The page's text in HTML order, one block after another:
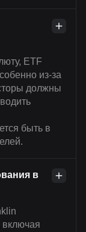
ETF
из-за
должны
быть в
в
включая